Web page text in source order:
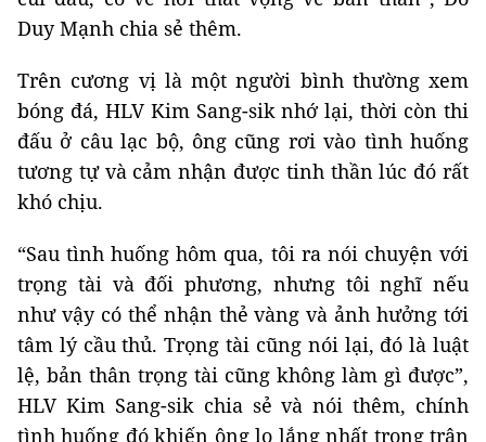
Duy Mạnh chia sẻ thêm.
Trên cương vị là một người bình thường xem
bóng đá, HLV Kim Sang-sik nhớ lại, thời còn thi
đấu ở câu lạc bộ, ông cũng rơi vào tình huống
tương tự và cảm nhận được tinh thần lúc đó rất
khó chịu.
“Sau tình huống hôm qua, tôi ra nói chuyện với
trọng tài và đối phương, nhưng tôi nghĩ nếu
như vậy có thể nhận thẻ vàng và ảnh hưởng tới
tâm lý cầu thủ. Trọng tài cũng nói lại, đó là luật
lệ, bản thân trọng tài cũng không làm gì được”,
HLV Kim Sang-sik chia sẻ và nói thêm, chính
tình huống đó khiến ông lo lắng nhất trong trận